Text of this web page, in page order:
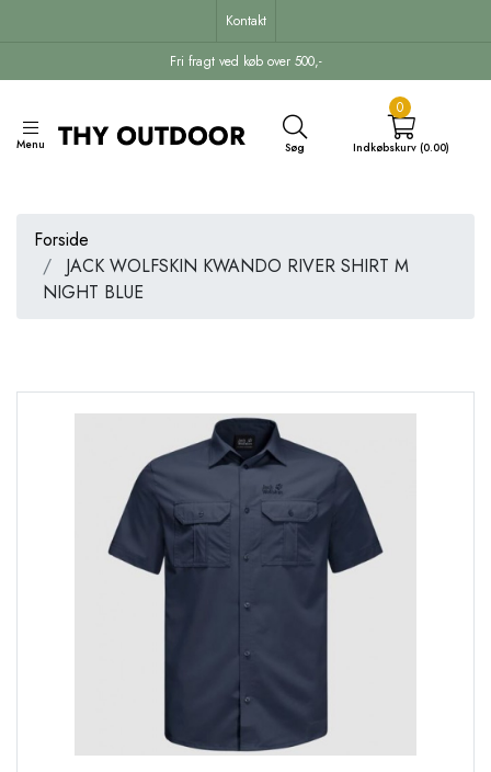
Fri fragt ved køb over 500,-
Kontakt
Menu Søg
0
Indkøbskurv (0.00)
Forside
JACK WOLFSKIN KWANDO RIVER SHIRT M
NIGHT BLUE